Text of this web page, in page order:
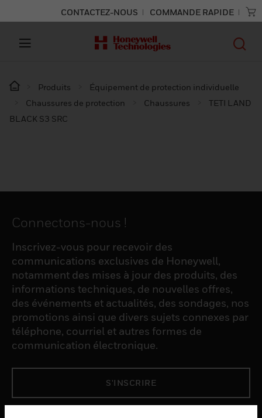
CONTACTEZ-NOUS COMMANDE RAPIDE
Produits
Équipement de protection individuelle
Chaussures de protection
Chaussures
TETI LAND
BLACK S3 SRC
Connectons-nous !
Inscrivez-vous pour recevoir des
communications exclusives de Honeywell,
notamment des mises à jour des produits, des
informations techniques, de nouvelles offres,
des événements et actualités, des sondages, nos
promotions ainsi que divers sujets connexes par
téléphone, courriel et autres formes de
communication électronique.
S'INSCRIRE